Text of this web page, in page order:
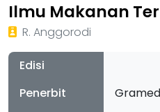
Ilmu Makanan
R. Anggorodi
Edisi
Penerbit